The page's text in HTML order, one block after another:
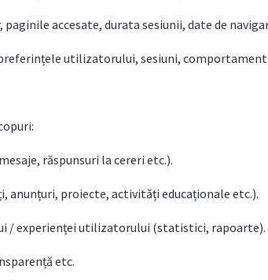
accesate, durata sesiunii, date de
utilizatorului, sesiuni, comportament
răspunsuri la cereri etc.).
anunțuri, proiecte, activități educaționale etc.).
/ experienței utilizatorului (statistici, rapoarte).
etc.